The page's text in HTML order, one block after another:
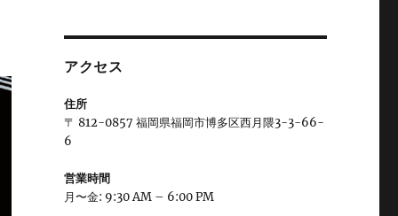
アクセス
住所
〒 812-0857 福岡県福岡市博多区西月隈3-3-66-
6
営業時間
月〜金: 9:30 AM – 6:00 PM